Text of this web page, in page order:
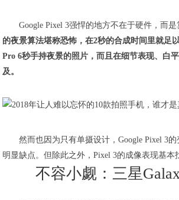
Google Pixel 3强悍的地方不在于硬件，而是
的夜景算法堪称恐怖，在2秒的合成时间里就足
Pro 6秒手持夜景的照片，而且在细节表现、白
及。
然而也因为只有单摄设计，Google Pixel 3
明显缺点。但除此之外，Pixel 3的成像表现基本
不容小觑：三星